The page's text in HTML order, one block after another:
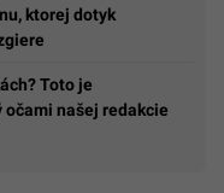
ktorej dotyk
Toto je
očami našej redakcie